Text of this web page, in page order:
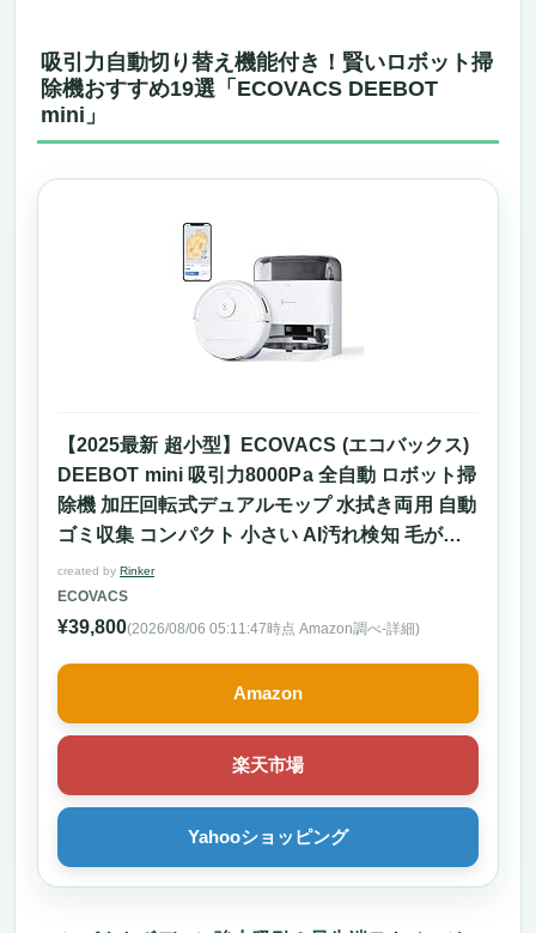
吸引力自動切り替え機能付き！賢いロボット掃
除機おすすめ19選「ECOVACS DEEBOT
mini」
【2025最新 超小型】ECOVACS (エコバックス)
DEEBOT mini 吸引力8000Pa 全自動 ロボット掃
除機 加圧回転式デュアルモップ 水拭き両用 自動
ゴミ収集 コンパクト 小さい AI汚れ検知 毛が絡
まない 自動モップ洗浄 モップ乾燥 高精度マッピ
ング 障害物回避 ブラック
created by Rinker
ECOVACS
¥39,800(2026/08/06 05:11:47時点 Amazon調べ-詳細)
Amazon
楽天市場
Yahooショッピング